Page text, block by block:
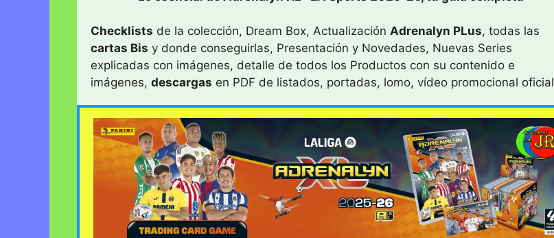
Checklists de la colección, Dream Box, Actualización Adrenalyn PLus, todas las
cartas Bis y donde conseguirlas, Presentación y Novedades, Nuevas Series
explicadas con imágenes, detalle de todos los Productos con su contenido e
imágenes, descargas en PDF de listados, portadas, lomo, vídeo promocional oficial